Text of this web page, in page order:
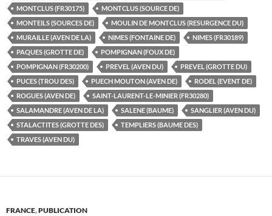
MONTCLUS (FR30175)
MONTCLUS (SOURCE DE)
MONTEILS (SOURCES DE)
MOULIN DE MONTCLUS (RESURGENCE DU)
MURAILLE (AVEN DE LA)
NIMES (FONTAINE DE)
NIMES (FR30189)
PAQUES (GROTTE DE)
POMPIGNAN (FOUX DE)
POMPIGNAN (FR30200)
PREVEL (AVEN DU)
PREVEL (GROTTE DU)
PUCES (TROU DES)
PUECH MOUTON (AVEN DE)
RODEL (EVENT DE)
ROGUES (AVEN DE)
SAINT-LAURENT-LE-MINIER (FR30280)
SALAMANDRE (AVEN DE LA)
SALENE (BAUME)
SANGLIER (AVEN DU)
STALACTITES (GROTTE DES)
TEMPLIERS (BAUME DES)
TRAVES (AVEN DU)
FRANCE,PUBLICATION